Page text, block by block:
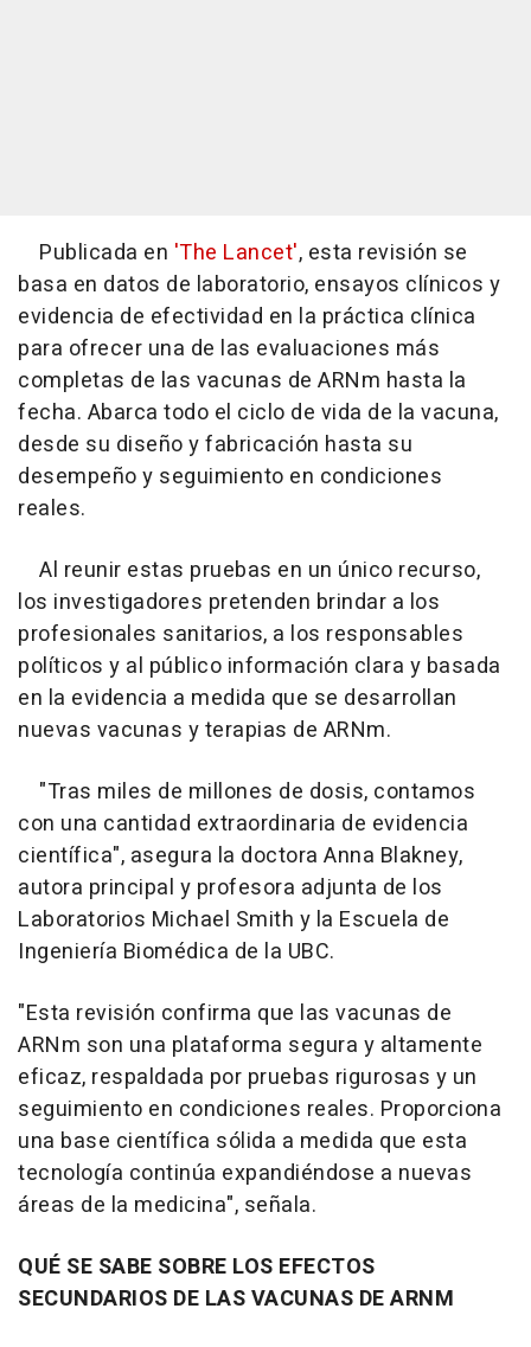
Publicada en 'The Lancet', esta revisión se
basa en datos de laboratorio, ensayos clínicos y
evidencia de efectividad en la práctica clínica
para ofrecer una de las evaluaciones más
completas de las vacunas de ARNm hasta la
fecha. Abarca todo el ciclo de vida de la vacuna,
desde su diseño y fabricación hasta su
desempeño y seguimiento en condiciones
reales.
Al reunir estas pruebas en un único recurso,
los investigadores pretenden brindar a los
profesionales sanitarios, a los responsables
políticos y al público información clara y basada
en la evidencia a medida que se desarrollan
nuevas vacunas y terapias de ARNm.
"Tras miles de millones de dosis, contamos
con una cantidad extraordinaria de evidencia
científica", asegura la doctora Anna Blakney,
autora principal y profesora adjunta de los
Laboratorios Michael Smith y la Escuela de
Ingeniería Biomédica de la UBC.
"Esta revisión confirma que las vacunas de
ARNm son una plataforma segura y altamente
eficaz, respaldada por pruebas rigurosas y un
seguimiento en condiciones reales. Proporciona
una base científica sólida a medida que esta
tecnología continúa expandiéndose a nuevas
áreas de la medicina", señala.
QUÉ SE SABE SOBRE LOS EFECTOS
SECUNDARIOS DE LAS VACUNAS DE ARNM